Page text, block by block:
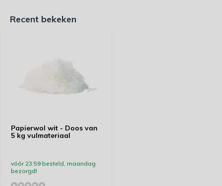
Recent bekeken
Papierwol wit - Doos van
5 kg vulmateriaal
vóór 23:59 besteld, maandag
bezorgd!